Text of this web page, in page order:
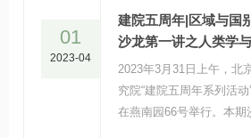
01
2023-04
建院五周年|区域与国
沙龙第一讲之人类学
2023年3月31日上午，北
究院“建院五周年系列活
在燕南园66号举行。本期